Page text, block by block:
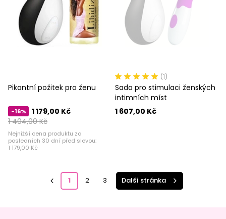
Pikantní požitek pro ženu
-16%
1 404,00 Kč
1 179,00 Kč
Nejnižší cena produktu za
posledních 30 dní před slevou:
1 179,00 Kč
(1)
Sada pro stimulaci ženských
intimních míst
1 607,00 Kč
1 2 3 Další stránka